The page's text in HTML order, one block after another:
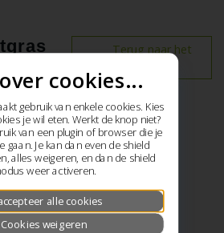
Terug naar het
cookies...
gebruik van enkele cookies. Kies
je wil eten. Werkt de knop niet?
van een plugin of browser die je
gaan. Je kan dan even de shield
alles weigeren, en dan de shield
weer activeren.
alle cookies
Cookies weigeren